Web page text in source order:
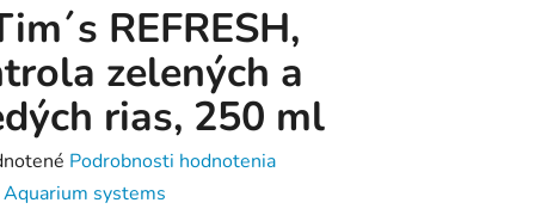
REFRESH,
zelených a
rias, 250 ml
Podrobnosti hodnotenia
Aquarium systems